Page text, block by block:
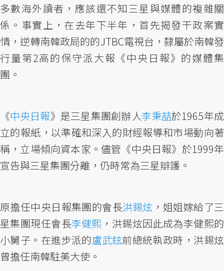
多數海外讀者，應該還不知三星與媒體的複雜關
係。事實上，在去年下半年，首先揭發干政案實
情，逆轉南韓政局的的JTBC電視台，隸屬於南韓發
行量第2高的保守派大報《中央日報》的媒體集
團。
《中央日報》是三星集團創辦人李秉喆於1965年成
立的報紙，以準確和深入的財經報導和市場動向著
稱，立場傾向資本家。儘管《中央日報》於1999年
宣告與三星集團分離，仍時常為三星辯護。
原擔任中央日報集團的會長洪錫炫 ，姐姐嫁給了三
星集團現任會長李健熙 ，洪錫炫因此成為李健熙的
小舅子。在進步派的盧武鉉前總統執政時，洪錫炫
曾擔任南韓駐美大使。